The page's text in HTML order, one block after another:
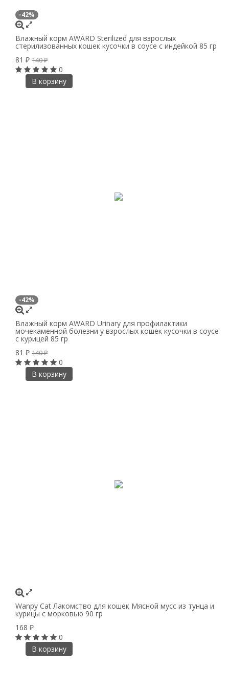
-42%
Влажный корм AWARD Sterilized для взрослых
стерилизованных кошек кусочки в соусе с индейкой 85 гр
81 ₽ 140₽
0
В корзину
-42%
Влажный корм AWARD Urinary для профилактики
мочекаменной болезни у взрослых кошек кусочки в соусе
с курицей 85 гр
81 ₽ 140₽
0
В корзину
Wanpy Cat Лакомство для кошек Мясной мусс из тунца и
курицы с морковью 90 гр
168 ₽
0
В корзину